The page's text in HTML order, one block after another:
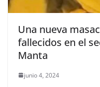
Una nueva
fallecidos en el
Manta
junio 4, 2024